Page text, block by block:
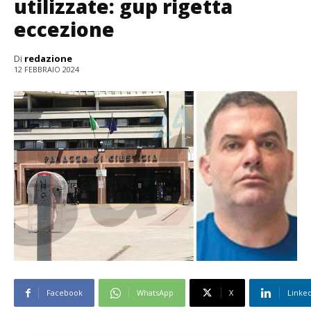
utilizzate: gup rigetta
eccezione
Di redazione
12 FEBBRAIO 2024
Facebook WhatsApp X